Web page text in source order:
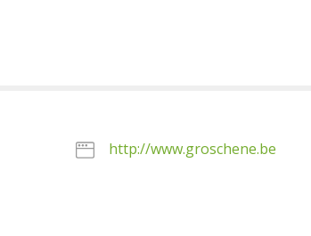
http://www.groschene.be